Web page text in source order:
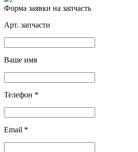
Форма заявки на запчасть
Арт. запчасти
Ваше имя
Телефон *
Email *